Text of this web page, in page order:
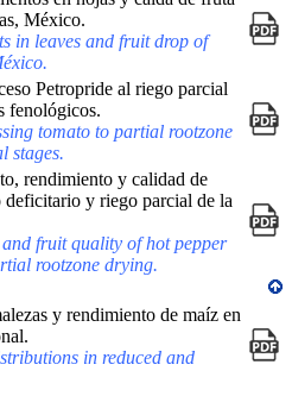
México.
in leaves and fruit drop of
Petropride al riego parcial
fenológicos.
tomato to partial rootzone
stages.
rendimiento y calidad de
y riego parcial de la
fruit quality of hot pepper
rootzone drying.
y rendimiento de maíz en
in reduced and